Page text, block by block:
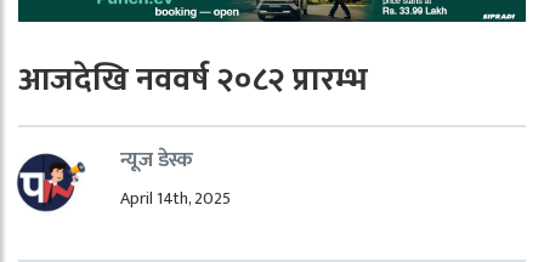
आजदेखि नववर्ष २०८२ प्रारम्भ
न्यूज डेस्क
April 14th, 2025